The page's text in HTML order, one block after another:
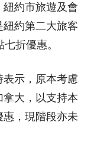
約市旅遊及會
約第二大旅客
折優惠。
示，原本考慮
大，以支持本
，現階段亦未